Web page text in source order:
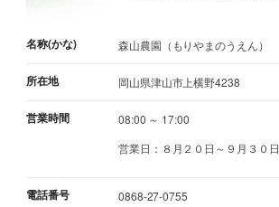
名称(かな) 森山農園（もりやまのうえん）
所在地 岡山県津山市上横野4238
営業時間
08:00 ～ 17:00
営業日：８月２０日～９月３０日
電話番号 0868-27-0755